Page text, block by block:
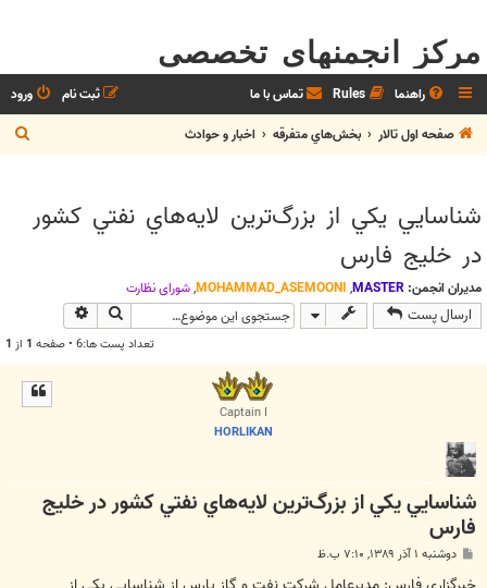
مرکز انجمنهای تخصصی
راهنما Rules تماس با ما ورود
ثبت نام
صفحه اول تالار
بخش‌‌هاي متفرقه اخبار و حوادث
س
شناسايي يكي از بزرگ‌ترين لايه‌هاي نفتي كشور
در خليج فارس
مدیران انجمن: MASTER
,
MOHAMMAD_ASEMOONI
,شوراي نظارت
ارسال پست جستجو
تعداد پست ها:6 • صفحه 1 از 1
Captain I
HORLIKAN
شناسايي يكي از بزرگ‌ترين لايه‌هاي نفتي كشور در خليج
فارس
ت
دوشنبه ۱ آذر ۱۳۸۹, ۷:۱۰ ب.ظ